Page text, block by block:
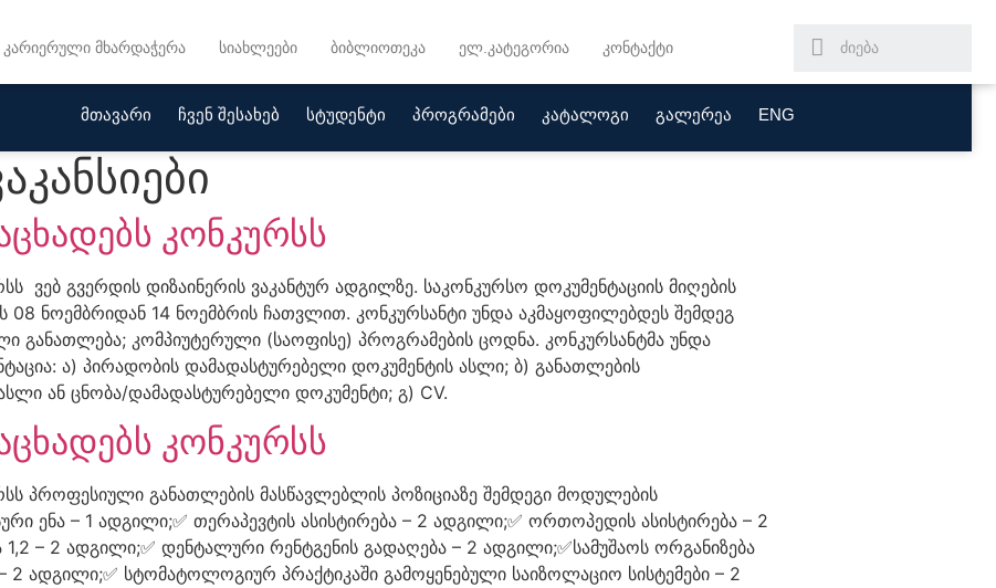
კარიერული მხარდაჭერა სიახლეები ბიბლიოთეკა ელ.კატეგორია კონტაქტი
მთავარი ჩვენ შესახებ სტუდენტი პროგრამები კატალოგი გალერეა ENG
კონკურსს
ვებ გვერდის დიზაინერის ვაკანტურ ადგილზე. საკონკურსო დოკუმენტაციის მიღების
ნოემბრიდან 14 ნოემბრის ჩათვლით. კონკურსანტი უნდა აკმაყოფილებდეს შემდეგ
განათლება; კომპიუტერული (საოფისე) პროგრამების ცოდნა. კონკურსანტმა უნდა
ა) პირადობის დამადასტურებელი დოკუმენტის ასლი; ბ) განათლების
ან ცნობა/დამადასტურებელი დოკუმენტი; გ) CV.
კონკურსს
პროფესიული განათლების მასწავლებლის პოზიციაზე შემდეგი მოდულების
ენა – 1 ადგილი;✅ თერაპევტის ასისტირება – 2 ადგილი;✅ ორთოპედის ასისტირება – 2
– 2 ადგილი;✅ დენტალური რენტგენის გადაღება – 2 ადგილი;✅სამუშაოს ორგანიზება
2 ადგილი;✅ სტომატოლოგიურ პრაქტიკაში გამოყენებული საიზოლაციო სისტემები – 2